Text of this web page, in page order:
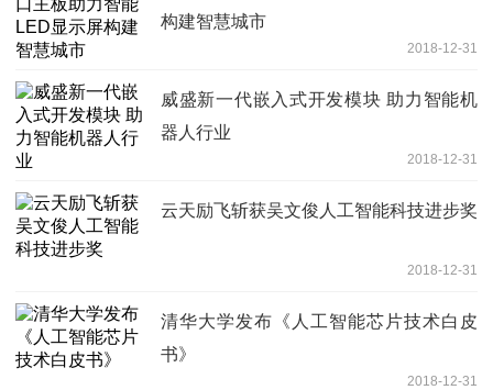
构建智慧城市
2018-12-31
威盛新一代嵌入式开发模块 助力智能机
器人行业
2018-12-31
云天励飞斩获吴文俊人工智能科技进步奖
2018-12-31
清华大学发布《人工智能芯片技术白皮
书》
2018-12-31